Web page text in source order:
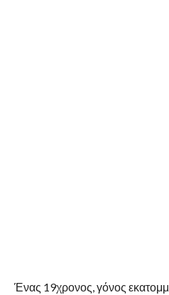
Ένας 19χρονος, γόνος